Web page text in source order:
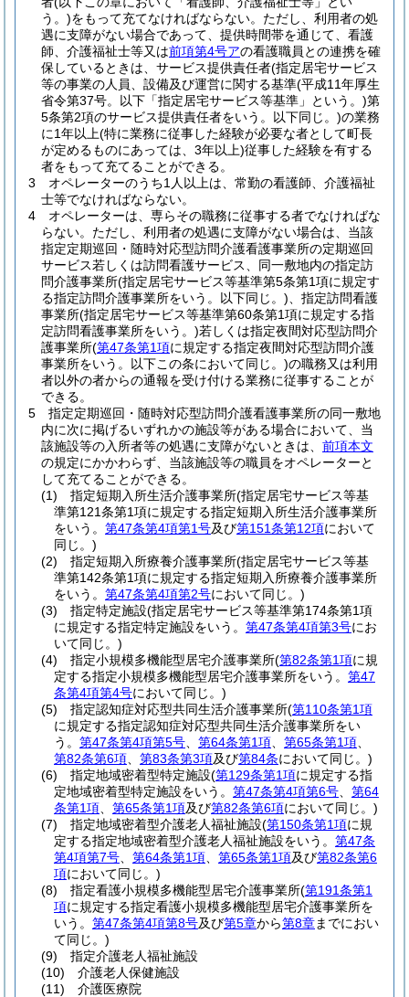
う。)をもって充てなければならない。 ただし、利用者の処
遇に支障がない場合であって、提供時間帯を通じて、看護
師、介護福祉士等又は前項第4号アの看護職員との連携を確
保しているときは、サービス提供責任者(指定居宅サービス
等の事業の人員、設備及び運営に関する基準(平成11年厚生
省令第37号。以下「指定居宅サービス等基準」という。)第
5条第2項のサービス提供責任者をいう。以下同じ。)の業務
に1年以上(特に業務に従事した経験が必要な者として町長
が定めるものにあっては、3年以上)従事した経験を有する
者をもって充てることができる。
3
オペレーターのうち1人以上は、常勤の看護師、介護福祉
士等でなければならない。
4
オペレーターは、専らその職務に従事する者でなければな
らない。 ただし、利用者の処遇に支障がない場合は、当該
指定定期巡回・随時対応型訪問介護看護事業所の定期巡回
サービス若しくは訪問看護サービス、同一敷地内の指定訪
問介護事業所(指定居宅サービス等基準第5条第1項に規定す
る指定訪問介護事業所をいう。以下同じ。) 、指定訪問看護
事業所(指定居宅サービス等基準第60条第1項に規定する指
定訪問看護事業所をいう。)若しくは指定夜間対応型訪問介
護事業所(第47条第1項に規定する指定夜間対応型訪問介護
事業所をいう。以下この条において同じ。)の職務又は利用
者以外の者からの通報を受け付ける業務に従事することが
できる。
5
指定定期巡回・随時対応型訪問介護看護事業所の同一敷地
内に次に掲げるいずれかの施設等がある場合において、当
該施設等の入所者等の処遇に支障がないときは、 前項本文
の規定にかかわらず、当該施設等の職員をオペレーターと
して充てることができる。
(1)
指定短期入所生活介護事業所(指定居宅サービス等基
準第121条第1項に規定する指定短期入所生活介護事業所
をいう。 第47条第4項第1号及び第151条第12項において
同じ。)
(2)
指定短期入所療養介護事業所(指定居宅サービス等基
準第142条第1項に規定する指定短期入所療養介護事業所
をいう。 第47条第4項第2号において同じ。)
(3)
指定特定施設(指定居宅サービス等基準第174条第1項
に規定する指定特定施設をいう。 第47条第4項第3号にお
いて同じ。)
(4)
指定小規模多機能型居宅介護事業所(第82条第1項に規
定する指定小規模多機能型居宅介護事業所をいう。 第47
条第4項第4号において同じ。)
(5)
指定認知症対応型共同生活介護事業所(第110条第1項
に規定する指定認知症対応型共同生活介護事業所をい
う。 第47条第4項第5号 第64条第1項 第65条第1項
第82条第6項
第83条第3項及び第84条において同じ。)
(6)
指定地域密着型特定施設(第129条第1項に規定する指
定地域密着型特定施設をいう。 第47条第4項第6号
第64
条第1項
第65条第1項及び第82条第6項において同じ。)
(7)
指定地域密着型介護老人福祉施設(第150条第1項に規
定する指定地域密着型介護老人福祉施設をいう。 第47条
第4項第7号
第64条第1項 第65条第1項及び第82条第6
項において同じ。)
(8)
指定看護小規模多機能型居宅介護事業所(第191条第1
項に規定する指定看護小規模多機能型居宅介護事業所を
いう。 第47条第4項第8号及び第5章から第8章までにおい
て同じ。)
(9)
指定介護老人福祉施設
(10)
介護老人保健施設
(11)
介護医療院